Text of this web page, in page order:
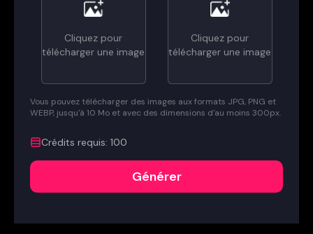
Cliquez pour
télécharger une image
Cliquez pour
télécharger une image
Vous pouvez télécharger des images aux formats JPG, PNG et
WEBP, jusqu'à 10 Mo et avec des dimensions d'au moins 300px.
Crédits requis: 100
Générer